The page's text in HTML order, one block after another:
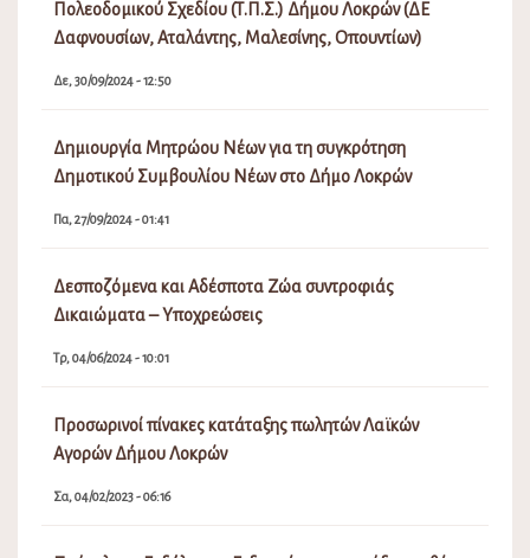
Πολεοδομικού Σχεδίου (Τ.Π.Σ.) Δήμου Λοκρών (ΔΕ
Δαφνουσίων, Αταλάντης, Μαλεσίνης, Οπουντίων)
Δε, 30/09/2024 - 12:50
Δημιουργία Μητρώου Νέων για τη συγκρότηση
Δημοτικού Συμβουλίου Νέων στο Δήμο Λοκρών
Πα, 27/09/2024 - 01:41
Δεσποζόμενα και Αδέσποτα Ζώα συντροφιάς
Δικαιώματα – Υποχρεώσεις
Τρ, 04/06/2024 - 10:01
Προσωρινοί πίνακες κατάταξης πωλητών Λαϊκών
Αγορών Δήμου Λοκρών
Σα, 04/02/2023 - 06:16